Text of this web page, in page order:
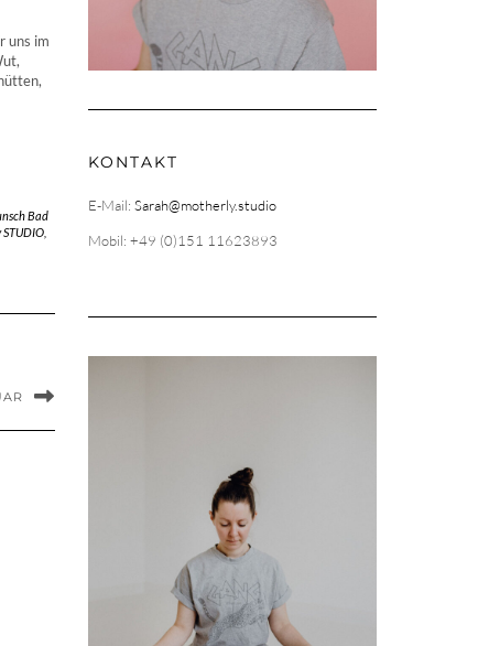
uns im
Bad
KONTAKT
E-Mail: Sarah@motherly.studio
Mobil: +49 (0)151 11623893